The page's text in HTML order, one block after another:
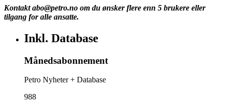
Kontakt abo@petro.no om du ønsker flere enn 5 brukere eller
tilgang for alle ansatte.
Inkl. Database
Månedsabonnement
Petro Nyheter + Database
988